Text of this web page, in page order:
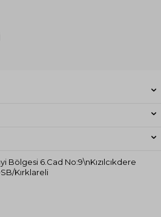
Bölgesi 6.Cad No:9\nKızılcıkdere
Kırklareli